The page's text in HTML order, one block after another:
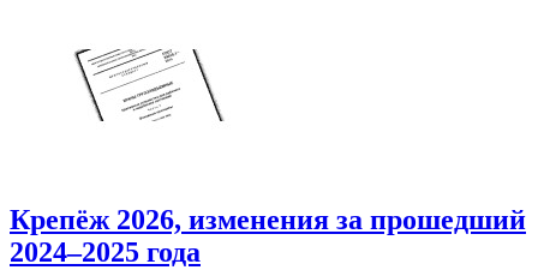
Крепёж 2026, изменения за прошедший
2024–2025 года